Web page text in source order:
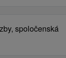
spoločenská